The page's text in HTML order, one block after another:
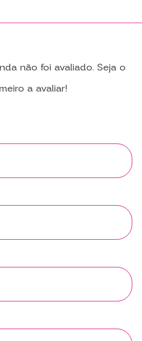
não foi avaliado. Seja o
a avaliar!